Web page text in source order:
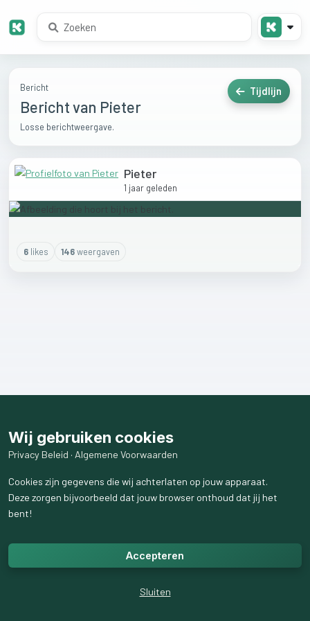
Bericht
Bericht van Pieter
Losse berichtweergave.
Tijdlijn
Pieter
1 jaar geleden
6likes 146weergaven
Wij gebruiken cookies
Privacy Beleid · Algemene Voorwaarden
Cookies zijn gegevens die wij achterlaten op jouw apparaat.
Deze zorgen bijvoorbeeld dat jouw browser onthoud dat jij het
bent!
Accepteren
Sluiten